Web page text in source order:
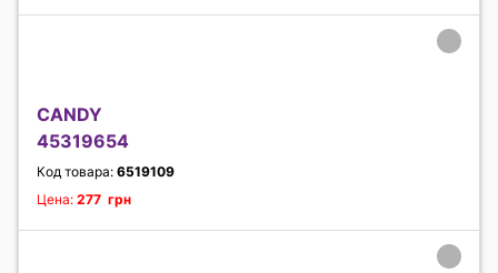
CANDY
45319654
Код товара: 6519109
Цена: 277 грн